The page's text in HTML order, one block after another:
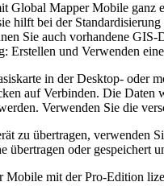
Global Mapper Mobile ganz
hilft bei der
Sie auch vorhandene
Erstellen und Verwenden
in der Desktop- oder
auf Verbinden. Die Daten
Verwenden Sie die
zu übertragen, verwenden
übertragen oder gespeichert
mit der Pro-Edition